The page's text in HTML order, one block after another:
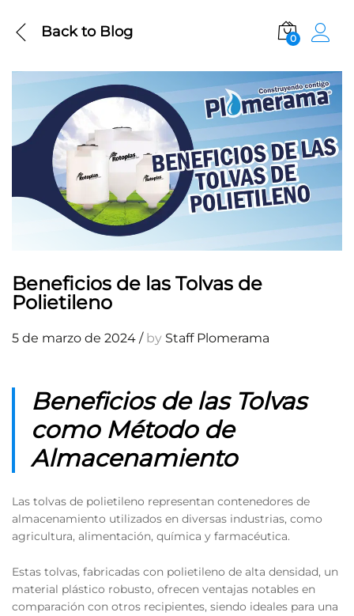
Back toBlog 0
Beneficios de las Tolvas de
Polietileno
5 de marzo de 2024 /by Staff Plomerama
Beneficios de las Tolvas
como Método de
Almacenamiento
Las tolvas de polietileno representan contenedores de
almacenamiento utilizados en diversas industrias, como
agricultura, alimentación, química y farmacéutica.
Estas tolvas, fabricadas con polietileno de alta densidad, un
material plástico robusto, ofrecen ventajas notables en
comparación con otros recipientes, siendo ideales para una